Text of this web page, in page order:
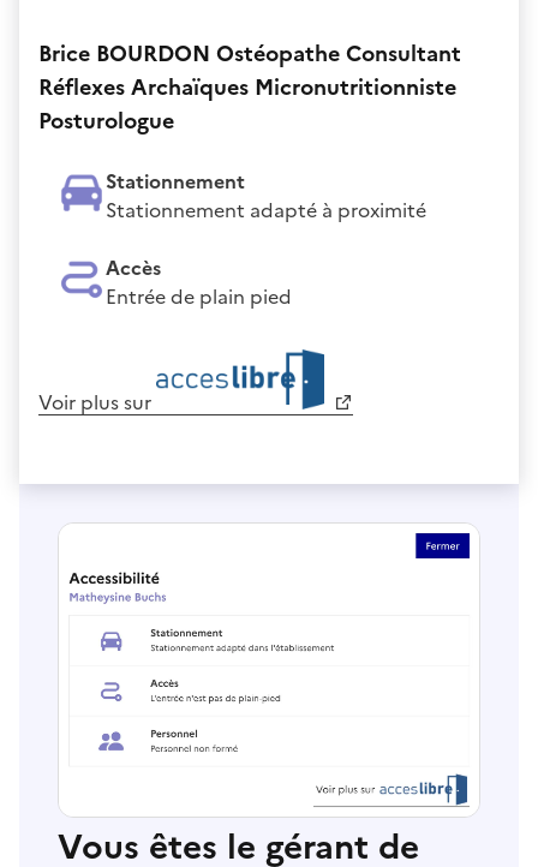
Brice BOURDON Ostéopathe Consultant
Réflexes Archaïques Micronutritionniste
Posturologue
Stationnement
Stationnement adapté à proximité
Accès
Entrée de plain pied
Voir plus sur
Vous êtes le gérant de